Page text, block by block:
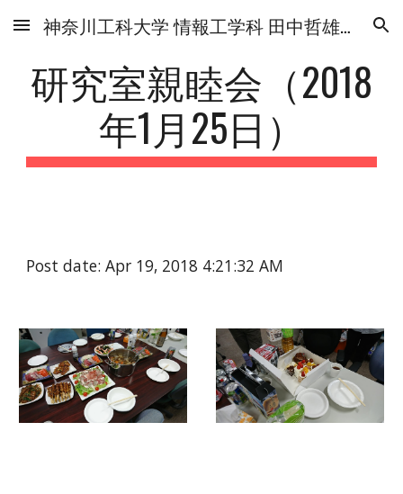
Skip to main content Skip to navigation
神奈川工科大学 情報工学科 田中哲雄研究室
研究室親睦会（2018
年1月25日）
Post date: Apr 19, 2018 4:21:32 AM